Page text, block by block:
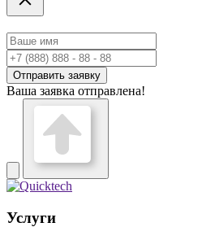
Отправить заявку
Ваша заявка отправлена!
Услуги